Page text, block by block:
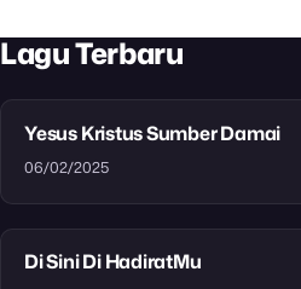
Lagu Terbaru
Yesus Kristus Sumber Damai
06/02/2025
Di Sini Di HadiratMu